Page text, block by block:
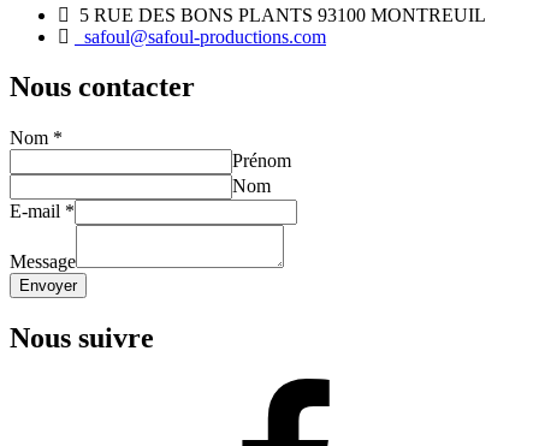
5 RUE DES BONS PLANTS 93100 MONTREUIL
safoul@safoul-productions.com
Nous contacter
Nom *
Prénom
Nom
E-mail *
Message
Envoyer
Nous suivre